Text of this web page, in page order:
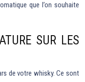
que l’on souhaite
SUR LES
de votre whisky. Ce sont